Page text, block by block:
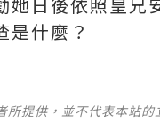
什麼？
所提供，並不代表本站